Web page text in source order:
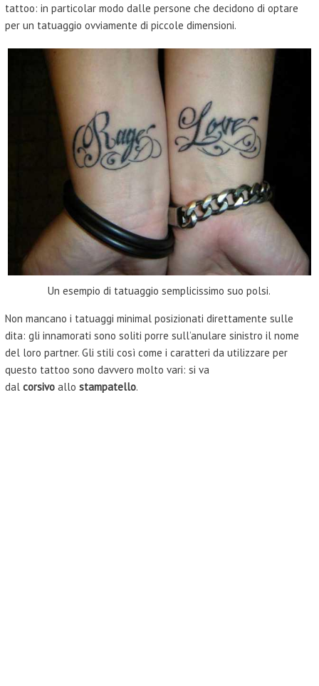
tattoo: in particolar modo dalle persone che decidono di optare
per un tatuaggio ovviamente di piccole dimensioni.
Un esempio di tatuaggio semplicissimo suo polsi.
Non mancano i tatuaggi minimal posizionati direttamente sulle
dita: gli innamorati sono soliti porre sull’anulare sinistro il nome
del loro partner. Gli stili così come i caratteri da utilizzare per
questo tattoo sono davvero molto vari: si va
dal corsivo allo stampatello.